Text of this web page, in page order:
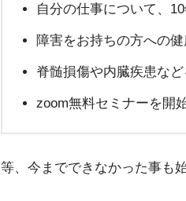
自分の仕事について、
障害をお持ちの方への
脊髄損傷や内臓疾患な
zoom無料セミナーを開
等、今までできなかった事も